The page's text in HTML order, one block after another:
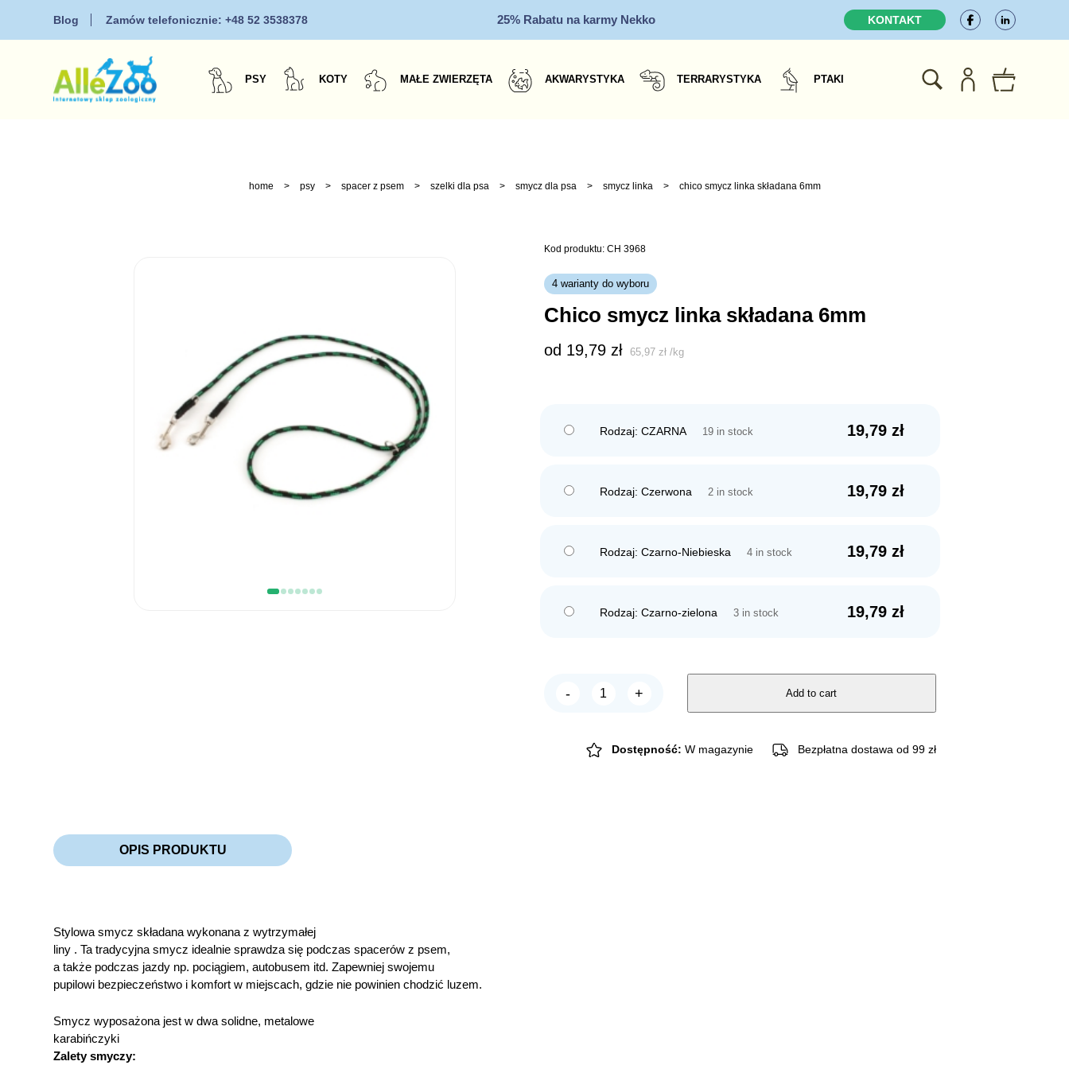
Blog Zamów telefonicznie:+48 52 3538378 25% Rabatu na karmy Nekko KONTAKT
PSY KOTY MAŁE ZWIERZĘTA AKWARYSTYKA TERRARYSTYKA PTAKI
home > psy > spacer z psem > szelki dla psa > smycz dla psa > smycz linka > chico smycz linka składana 6mm
Kod produktu: CH 3968
4 warianty do wyboru
chico smycz linka składana 6mm
od 19,79 zł 65,97 zł /kg
Rodzaj: CZARNA 19,79 zł
19 in stock
Rodzaj: Czerwona 19,79 zł
2 in stock
Rodzaj: Czarno-Niebieska 19,79 zł
4 in stock
Rodzaj: Czarno-zielona 19,79 zł
3 in stock
-
Chico
6mm
+ Add to cart
Dostępność: W magazynie Bezpłatna dostawa od 99 zł
OPIS PRODUKTU
Stylowa smycz składana wykonana z wytrzymałej
liny . Ta tradycyjna smycz idealnie sprawdza się podczas spacerów z psem,
a także podczas jazdy np. pociągiem, autobusem itd. Zapewniej swojemu
pupilowi bezpieczeństwo i komfort w miejscach, gdzie nie powinien chodzić luzem.
Smycz wyposażona jest w dwa solidne, metalowe
karabińczyki
Zalety smyczy: